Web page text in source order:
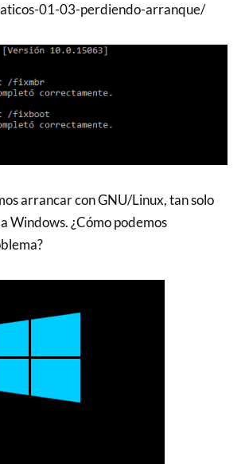
01-03-perdiendo-arranque/
arrancar con GNU/Linux, tan solo
Windows. ¿Cómo podemos